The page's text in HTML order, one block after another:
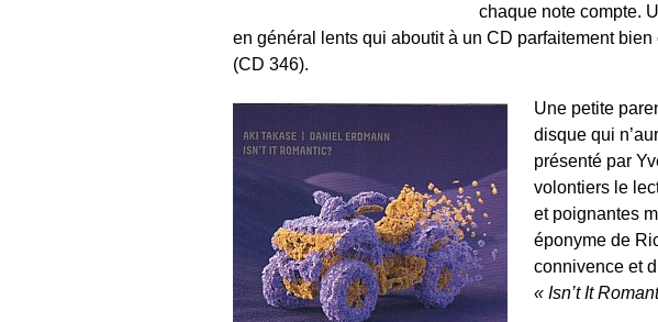
chaque note compte.
en général lents qui aboutit à un CD parfaitement bien
(CD 346).
Une petite
disque qui
présenté par
volontiers le
et poignantes
éponyme de
connivence et
« Isn’t It